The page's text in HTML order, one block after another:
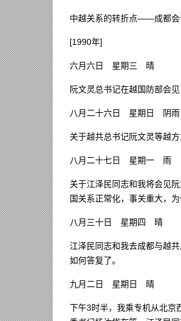
中越关系的转折点——成都会
[1990年]
六月六日 星期三 晴
阮文灵总书记在越国防部会
八月二十六日 星期日 阴雨
关于越共总书记阮文灵等越
八月二十七日 星期一 雨
关于江泽民同志和我将会见
国关系正常化，事关重大，
八月三十日 星期四 晴
江泽民同志和我去成都与越
如何答复了。
九月二日 星期日 晴
下午3时半，我乘专机从北京